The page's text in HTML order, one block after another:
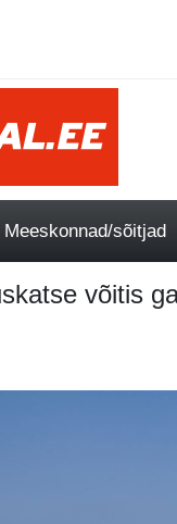
Meeskonnad/sõitjad
võitis